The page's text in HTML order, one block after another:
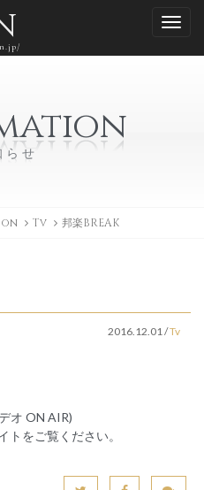
らせ
Tv 邦楽BREAK
2016.12.01/Tv
オ ON AIR)
トをご覧ください。